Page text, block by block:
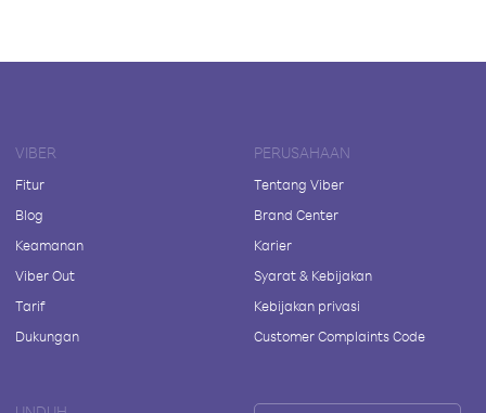
VIBER
Fitur
Blog
Keamanan
Viber Out
Tarif
Dukungan
PERUSAHAAN
Tentang Viber
Brand Center
Karier
Syarat & Kebijakan
Kebijakan privasi
Customer Complaints Code